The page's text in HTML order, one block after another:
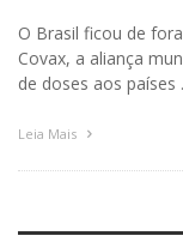
O Brasil ficou de
Covax, a aliança
de doses aos países
Leia Mais